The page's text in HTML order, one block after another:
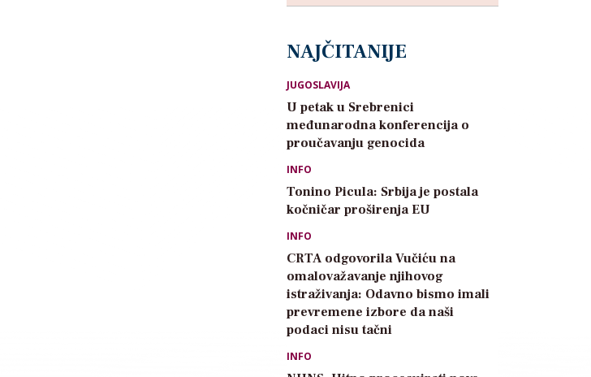
NAJČITANIJE
JUGOSLAVIJA
U petak u Srebrenici
međunarodna konferencija o
proučavanju genocida
INFO
Tonino Picula: Srbija je postala
kočničar proširenja EU
INFO
CRTA odgovorila Vučiću na
omalovažavanje njihovog
istraživanja: Odavno bismo imali
prevremene izbore da naši
podaci nisu tačni
INFO